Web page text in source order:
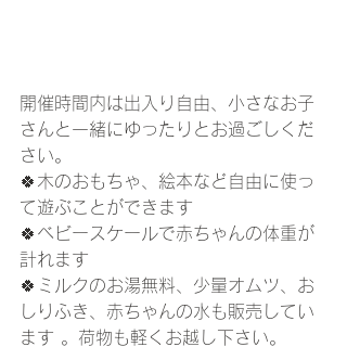
開催時間内は出入り自由、小さなお子
さんと一緒にゆったりとお過ごしくだ
さい。
🍀木のおもちゃ、絵本など自由に使っ
て遊ぶことができます
🍀ベビースケールで赤ちゃんの体重が
計れます
🍀ミルクのお湯無料、少量オムツ、お
しりふき、赤ちゃんの水も販売してい
ます 。荷物も軽くお越し下さい。